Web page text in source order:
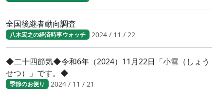
全国後継者動向調査
八木宏之の経済時事ウォッチ 2024 / 11 / 22
◆二十四節気◆令和6年（2024）11月22日「小雪（しょう
せつ）」です。◆
季節のお便り 2024 / 11 / 21